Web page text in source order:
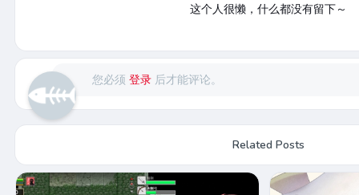
这个人很懒，什么都没有留下～
您必须登录 后才能评论。
Related Posts